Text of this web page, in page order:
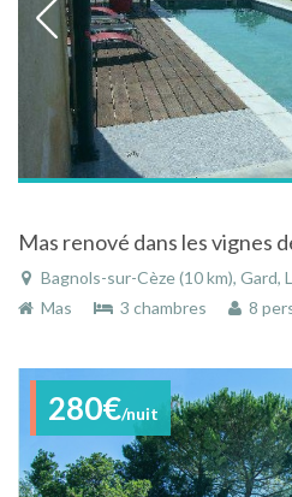
Bagnols-sur-Cèze (10 km), Gard,
Mas
3 chambres 8
280€/nuit